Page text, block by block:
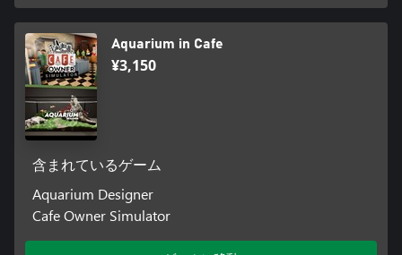
Aquarium in Cafe
¥3,150
含まれているゲーム
Aquarium Designer
Cafe Owner Simulator